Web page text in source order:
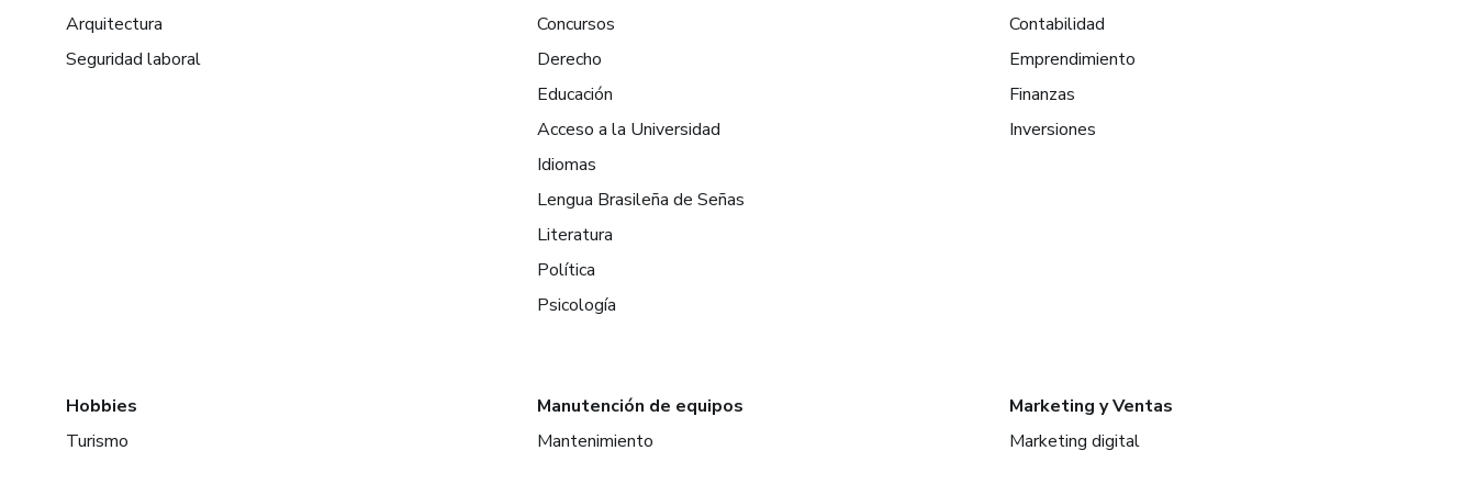
Arquitectura
Seguridad laboral
Concursos
Derecho
Educación
Acceso a la Universidad
Idiomas
Lengua Brasileña de Señas
Literatura
Política
Psicología
Contabilidad
Emprendimiento
Finanzas
Inversiones
Hobbies
Turismo
Manutención de equipos
Mantenimiento
Marketing y Ventas
Marketing digital